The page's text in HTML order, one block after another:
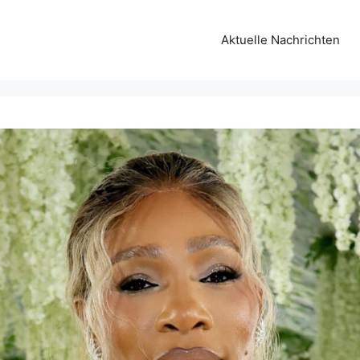
Aktuelle Nachrichten